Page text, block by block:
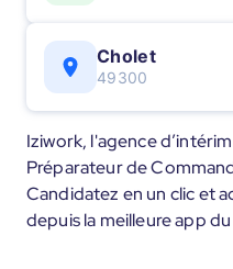
Cholet
49300
Iziwork, l'agence
Préparateur de
Candidatez en un clic et
depuis la meilleure app